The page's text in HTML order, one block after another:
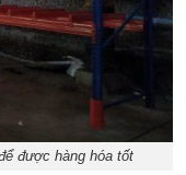
được hàng hóa tốt